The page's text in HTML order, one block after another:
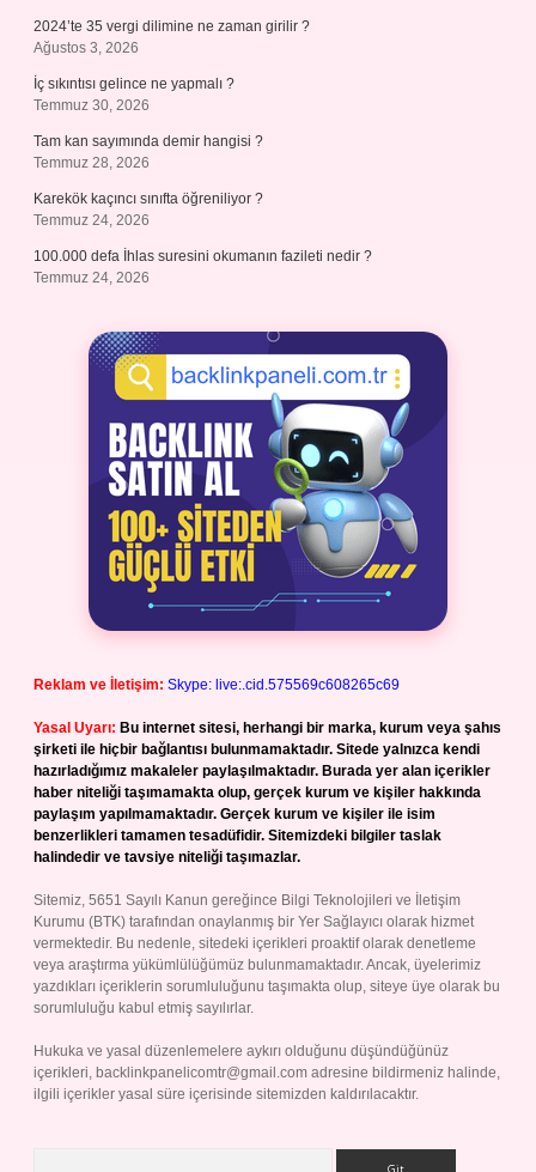
2024’te 35 vergi dilimine ne zaman girilir ?
Ağustos 3, 2026
İç sıkıntısı gelince ne yapmalı ?
Temmuz 30, 2026
Tam kan sayımında demir hangisi ?
Temmuz 28, 2026
Karekök kaçıncı sınıfta öğreniliyor ?
Temmuz 24, 2026
100.000 defa İhlas suresini okumanın fazileti nedir ?
Temmuz 24, 2026
Reklam ve İletişim: Skype: live:.cid.575569c608265c69
Yasal Uyarı: Bu internet sitesi, herhangi bir marka, kurum veya şahıs
şirketi ile hiçbir bağlantısı bulunmamaktadır. Sitede yalnızca kendi
hazırladığımız makaleler paylaşılmaktadır. Burada yer alan içerikler
haber niteliği taşımamakta olup, gerçek kurum ve kişiler hakkında
paylaşım yapılmamaktadır. Gerçek kurum ve kişiler ile isim
benzerlikleri tamamen tesadüfidir. Sitemizdeki bilgiler taslak
halindedir ve tavsiye niteliği taşımazlar.
Sitemiz, 5651 Sayılı Kanun gereğince Bilgi Teknolojileri ve İletişim
Kurumu (BTK) tarafından onaylanmış bir Yer Sağlayıcı olarak hizmet
vermektedir. Bu nedenle, sitedeki içerikleri proaktif olarak denetleme
veya araştırma yükümlülüğümüz bulunmamaktadır. Ancak, üyelerimiz
yazdıkları içeriklerin sorumluluğunu taşımakta olup, siteye üye olarak bu
sorumluluğu kabul etmiş sayılırlar.
Hukuka ve yasal düzenlemelere aykırı olduğunu düşündüğünüz
içerikleri, backlinkpanelicomtr@gmail.com adresine bildirmeniz halinde,
ilgili içerikler yasal süre içerisinde sitemizden kaldırılacaktır.